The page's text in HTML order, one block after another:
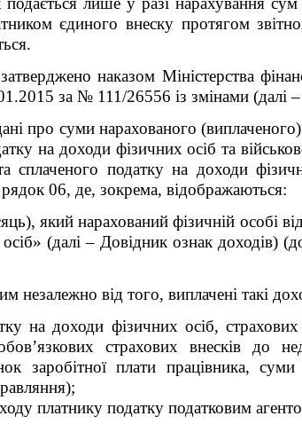
єдиного внеску протягом
наказом Міністерства
за № 111/26556 із змінами (далі
про суми нарахованого
на доходи фізичних осіб та
сплаченого податку на доходи
06, де, зокрема, відображаються:
який нарахований фізичній особі
(далі – Довідник ознак доходів)
незалежно від того, виплачені такі
на доходи фізичних осіб, страхових
страхових внесків до
заробітної плати працівника, суми
платнику податку податковим